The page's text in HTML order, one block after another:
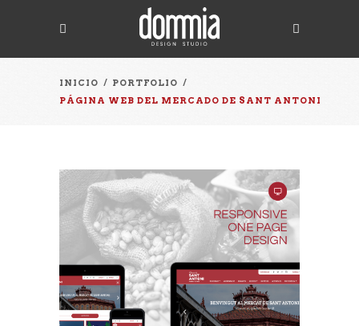
INICIO / PORTFOLIO /
PÁGINA WEB DEL MERCADO DE SANT ANTONI